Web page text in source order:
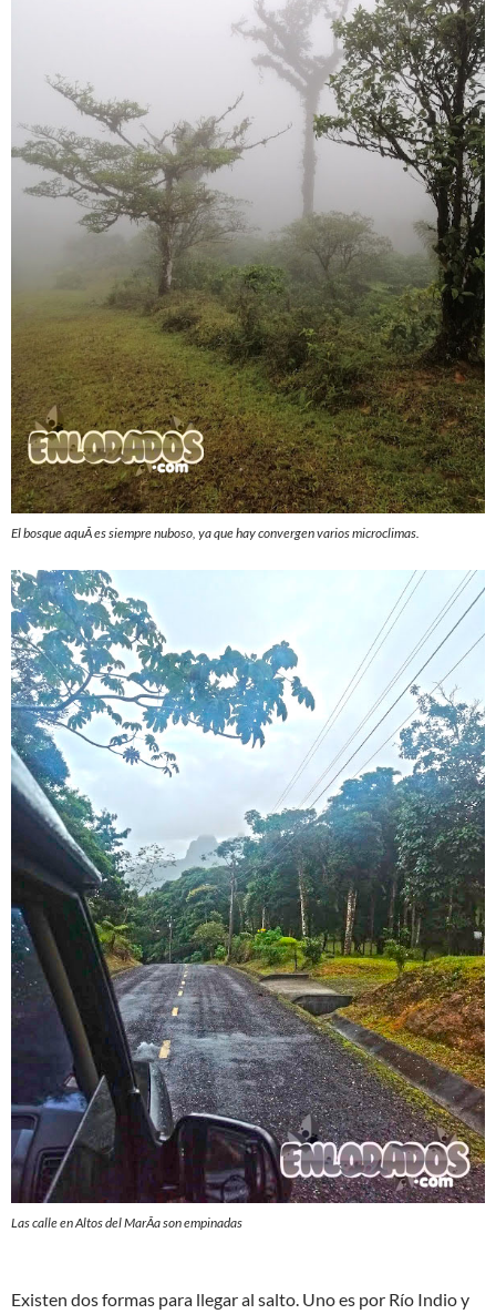
El bosque aquÃ­ es siempre nuboso, ya que hay convergen varios microclimas.
Las calle en Altos del MarÃ­a son empinadas
Existen dos formas para llegar al salto. Uno es por Río Indio y